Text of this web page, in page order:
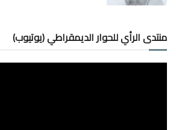
منتدى الرأي للحوار الديمقراطي (يوتيوب)